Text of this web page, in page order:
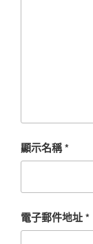
顯示名稱*
電子郵件地址*